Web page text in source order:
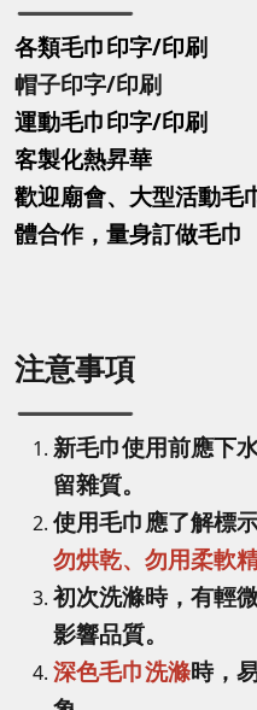
各類毛巾印字/印刷
帽子印字/印刷
運動毛巾印字/印刷
客製化熱昇華
歡迎廟會、大型活動毛
體合作，量身訂做毛巾
注意事項
新毛巾使用前應下
留雜質。
使用毛巾應了解標
勿烘乾、勿用柔軟
初次洗滌時，有輕
影響品質。
深色毛巾洗滌時，